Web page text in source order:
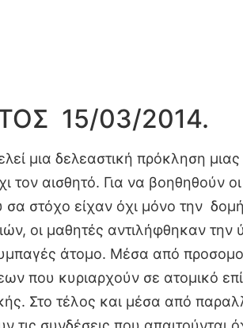
15/03/2014.
μια δελεαστική πρόκληση
τον αισθητό. Για να βοηθηθούν
στόχο είχαν όχι μόνο την
οι μαθητές αντιλήφθηκαν την
άτομο. Μέσα από
που κυριαρχούν σε ατομικό
Στο τέλος και μέσα από